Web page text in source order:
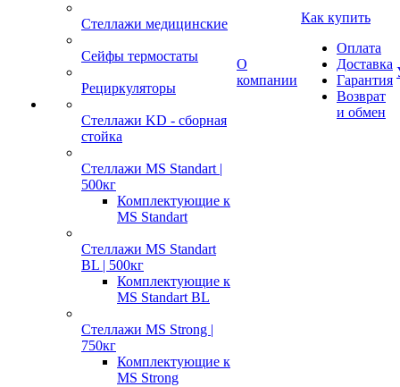
Стеллажи медицинские
Сейфы термостаты
Рециркуляторы
Стеллажи KD - сборная
стойка
Стеллажи MS Standart |
500кг
Комплектующие к
MS Standart
Стеллажи MS Standart
BL | 500кг
Комплектующие к
MS Standart BL
Стеллажи MS Strong |
750кг
Комплектующие к
MS Strong
О
компании
Как купить
Оплата
Доставка
Гарантия
Возврат
и обмен